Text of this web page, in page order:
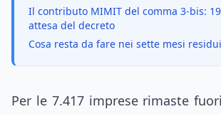
Il contributo MIMIT del comma 3-bis:
attesa del decreto
Cosa resta da fare nei sette mesi residui
Per le 7.417 imprese rimaste